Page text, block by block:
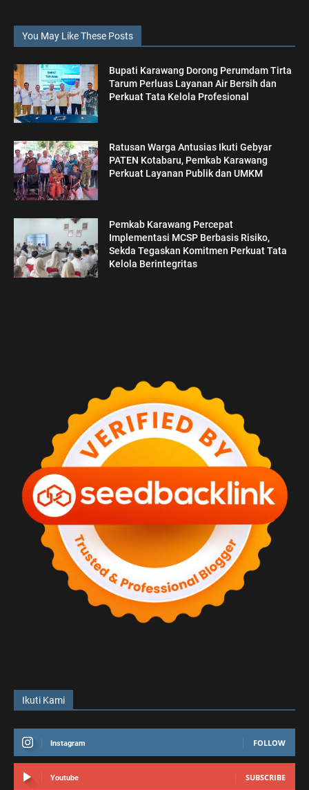
You May Like These Posts
Bupati Karawang Dorong Perumdam Tirta
Tarum Perluas Layanan Air Bersih dan
Perkuat Tata Kelola Profesional
Ratusan Warga Antusias Ikuti Gebyar
PATEN Kotabaru, Pemkab Karawang
Perkuat Layanan Publik dan UMKM
Pemkab Karawang Percepat
Implementasi MCSP Berbasis Risiko,
Sekda Tegaskan Komitmen Perkuat Tata
Kelola Berintegritas
Ikuti Kami
Instagram FOLLOW
Youtube SUBSCRIBE